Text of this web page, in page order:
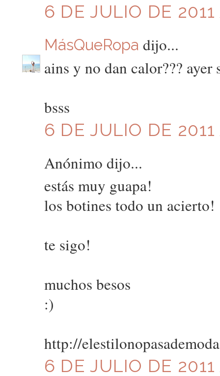
6 DE JULIO DE
MásQueRopa dijo...
ains y no dan calor???
bsss
6 DE JULIO DE
Anónimo dijo...
estás muy guapa!
los botines todo un acierto!
te sigo!
muchos besos
:)
http://
6 DE JULIO DE